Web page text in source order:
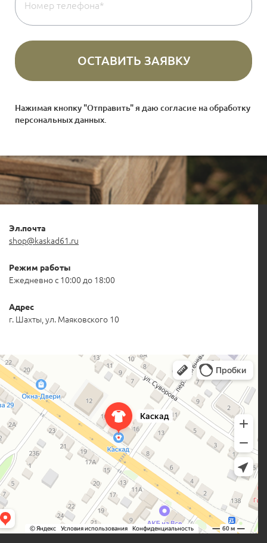
Нажимая кнопку "Отправить" я даю согласие наобработку
персональных данных
Эл.почта
shop@kaskad61.ru
Режим работы
Ежедневно с 10:00 до 18:00
Адрес
г. Шахты, ул. Маяковского 10